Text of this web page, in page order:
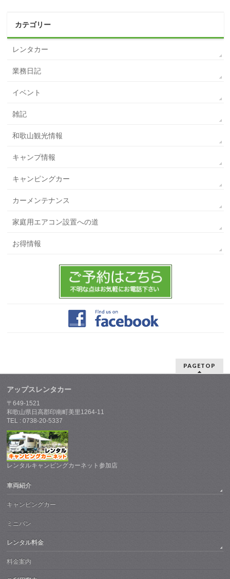
カテゴリー
レンタカー
業務日記
イベント
雑記
和歌山観光情報
キャンプ情報
キャンピングカー
カーメンテナンス
家庭用エアコン設置への道
お得情報
PAGETOP
アップスレンタカー
〒649-1521
和歌山県日高郡印南町美里1264-11
TEL : 0738-20-5337
レンタルキャンピングカーネット参加店
車両紹介
キャンピングカー
ミニバン
レンタル料金
料金案内